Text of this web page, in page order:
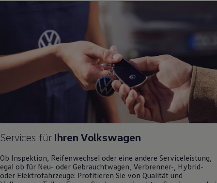
Economy Service
Volkswagen Teile
Zubehör
Modellspezifisches Zubehör
Schutz und Pflege
Transport
Entertainment und Elektronik
Individualisieren
Wallbox und Ladekabel
Dienste für Ihr Modell finden
Handy und Fahrzeug verbinden
Über Ihr Auto
Vorgängermodelle
Kundeninformationen
Services für Ihren Volkswagen
Ob Inspektion, Reifenwechsel oder eine andere Serviceleistung,
egal ob für Neu- oder Gebrauchtwagen , Verbrenner-, Hybrid-
oder Elektrofahrzeuge: Profitieren Sie von Qualität und